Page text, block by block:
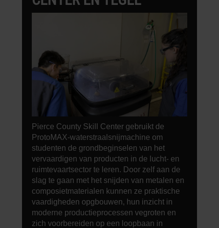
Pierce County Skill Center gebruikt de
ProtoMAX-waterstraalsnijmachine om
studenten de grondbeginselen van het
vervaardigen van producten in de lucht- en
ruimtevaartsector te leren. Door zelf aan de
slag te gaan met het snijden van metalen en
composietmaterialen kunnen ze praktische
vaardigheden opgbouwen, hun inzicht in
moderne productieprocessen vegroten en
zich voorbereiden op een loopbaan in